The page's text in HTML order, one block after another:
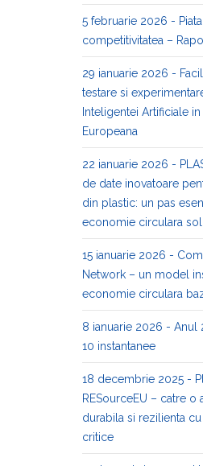
5 februarie 2026 -
competitivitatea –
29 ianuarie 2026 -
testare si
Inteligentei Artificiale in
Europeana
22 ianuarie 2026 -
de date inovatoare
din plastic: un pas
economie circulara
15 ianuarie 2026 -
Network – un model
economie circulara
8 ianuarie 2026 - Anul
10 instantanee
18 decembrie 2025 -
RESourceEU – catre o
durabila si rezilienta
critice